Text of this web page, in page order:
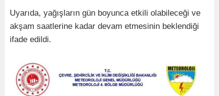
Uyarıda, yağışların gün boyunca etkili olabileceği ve
akşam saatlerine kadar devam etmesinin beklendiği
ifade edildi.